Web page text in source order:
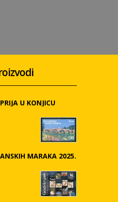
U KONJICU
MARAKA 2025.